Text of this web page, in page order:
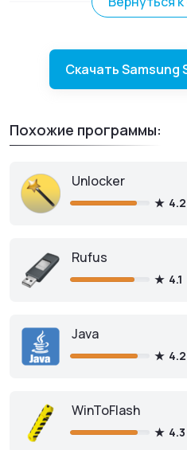
компьютер и наоборот.
Скачать Samsung
Похожие программы:
Unlocker
4.2
Rufus
4.1
Java
4.2
WinToFlash
4.3
Samsung Smart
macOS